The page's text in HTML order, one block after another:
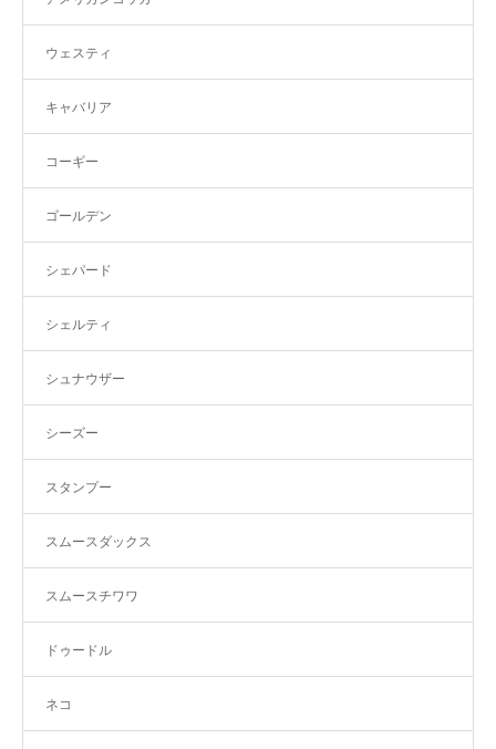
ウェスティ
キャバリア
コーギー
ゴールデン
シェパード
シェルティ
シュナウザー
シーズー
スタンプー
スムースダックス
スムースチワワ
ドゥードル
ネコ